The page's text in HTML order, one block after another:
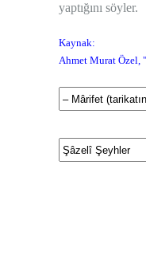
yaptığını söyler.
Kaynak:
Ahmet Murat Özel,